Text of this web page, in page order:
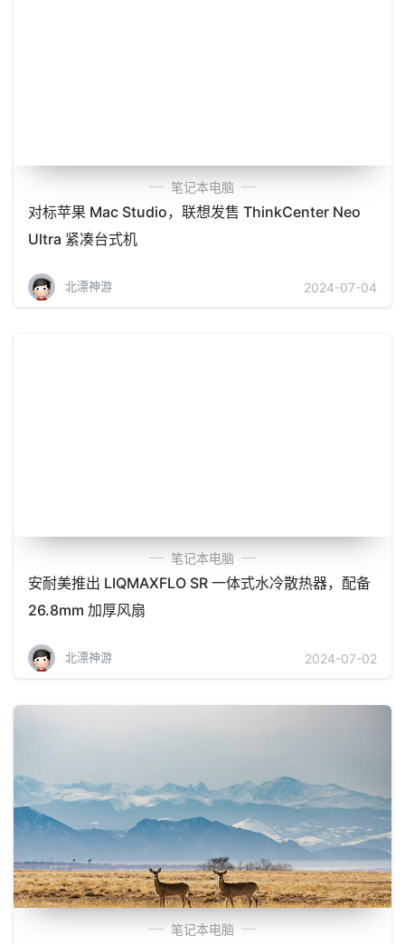
笔记本电脑
对标苹果 Mac Studio，联想发售 ThinkCenter Neo
Ultra 紧凑台式机
北漂神游 2024-07-04
笔记本电脑
安耐美推出 LIQMAXFLO SR 一体式水冷散热器，配备
26.8mm 加厚风扇
北漂神游 2024-07-02
笔记本电脑